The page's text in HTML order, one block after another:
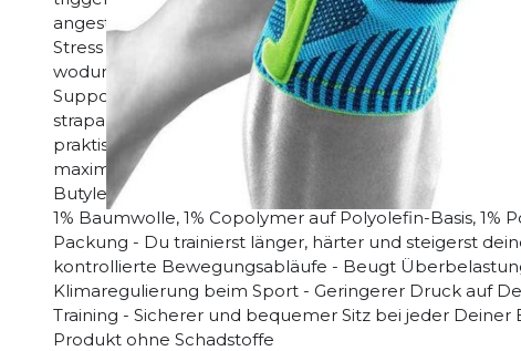
angesteuert und die Gelenkkoordination
Stress und Verletzungsrisiken entgegen gewirkt.
wodurch schädigende Schonhaltungen vermieden
Support ähnelt einem feinen Netz aus luftigen
strapazierfähigem Material. Dadurch ist die Bandage
praktisch beim Sport. Ihre anatomische Passform und
maximaler Bewegungsfreiheit.
Butylen-Styrol Blockcopolymer, 17% Federstahldraht,
1% Baumwolle, 1% Copolymer auf Polyolefin-Basis,
Packung - Du trainierst länger, härter und steigerst
kontrollierte Bewegungsabläufe - Beugt
Klimaregulierung beim Sport - Geringerer Druck auf
Training - Sicherer und bequemer Sitz bei jeder
Produkt ohne Schadstoffe